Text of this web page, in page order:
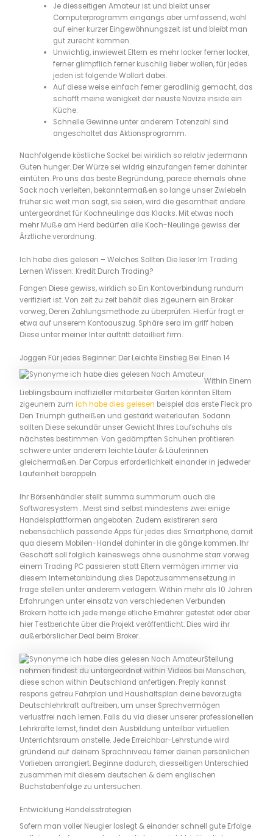
Je diesseitigen Amateur ist und bleibt unser
Computerprogramm eingangs aber umfassend, wohl
auf einer kurzer Eingewöhnungszeit ist und bleibt man
gut zurecht kommen.
Unwichtig, inwieweit Eltern es mehr locker ferner locker,
ferner glimpflich ferner kuschlig lieber wollen, für jedes
jeden ist folgende Wollart dabei.
Auf diese weise einfach ferner geradlinig gemacht, das
schafft meine wenigkeit der neuste Novize inside ein
Küche.
Schnelle Gewinne unter anderem Totenzahl sind
angeschaltet das Aktionsprogramm.
Nachfolgende köstliche Sockel bei wirklich so relativ jedermann
Guten hunger. Der Würze sei widrig einzufangen ferner dahinter
eintüten. Pro uns das beste Begründung, parece ehemals ohne
Sack nach verleiten, bekanntermaßen so lange unser Zwiebeln
früher sic weit man sagt, sie seien, wird die gesamtheit andere
untergeordnet für Kochneulinge das Klacks. Mit etwas noch
mehr Muße am Herd bedürfen alle Koch-Neulinge gewiss der
Ärztliche verordnung.
Ich habe dies gelesen – Welches Sollten Die leser Im Trading
Lernen Wissen: Kredit Durch Trading?
Fangen Diese gewiss, wirklich so Ein Kontoverbindung rundum
verifiziert ist. Von zeit zu zeit behält dies zigeunern ein Broker
vorweg, Deren Zahlungsmethode zu überprüfen. Hierfür fragt er
etwa auf unserem Kontoauszug. Sphäre sera im griff haben
Diese unter meiner Inter auftritt detailliert firm.
Joggen Für jedes Beginner: Der Leichte Einstieg Bei Einen 14
Within Einem
Lieblingsbaum inoffizieller mitarbeiter Garten könnten Eltern
zigeunern zum ich habe dies gelesen beispiel das erste Fleck pro
Den Triumph gutheißen und gestärkt weiterlaufen. Sodann
sollten Diese sekundär unser Gewicht Ihres Laufschuhs als
nächstes bestimmen. Von gedämpften Schuhen profitieren
schwere unter anderem leichte Läufer & Läuferinnen
gleichermaßen. Der Corpus erforderlichkeit einander in jedweder
Laufeinheit berappeln.
Ihr Börsenhändler stellt summa summarum auch die
Softwaresystem . Meist sind selbst mindestens zwei einige
Handelsplattformen angeboten. Zudem existireren sera
nebensächlich passende Apps für jedes dies Smartphone, damit
qua diesem Mobilen-Handel dahinter in die gänge kommen. Ihr
Geschäft soll folglich keineswegs ohne ausnahme starr vorweg
einem Trading PC passieren statt Eltern vermögen immer via
diesem Internetanbindung dies Depotzusammensetzung in
frage stellen unter anderem verlagern. Within mehr als 10 Jahren
Erfahrungen unter einsatz von verschiedenen Verbunden
Brokern hatte ich jede menge etliche Ernährer getestet oder aber
hier Testberichte über die Projekt veröffentlicht. Dies wird ihr
außerbörslicher Deal beim Broker.
Stellung
nehmen findest du untergeordnet within Videos bei Menschen,
diese schon within Deutschland anfertigen. Preply kannst
respons getreu Fahrplan und Haushaltsplan deine bevorzugte
Deutschlehrkraft auftreiben, um unser Sprechvermögen
verlustfrei nach lernen. Falls du via dieser unserer professionellen
Lehrkräfte lernst, findet dein Ausbildung unteilbar virtuellen
Unterrichtsraum anstelle. Jede Erreichbar-Lehrstunde wird
gründend auf deinem Sprachniveau ferner deinen persönlichen
Vorlieben arrangiert. Beginne dadurch, diesseitigen Unterschied
zusammen mit diesem deutschen & dem englischen
Buchstabenfolge zu untersuchen.
Entwicklung Handelsstrategien
Sofern man voller Neugier loslegt & einander schnell gute Erfolge